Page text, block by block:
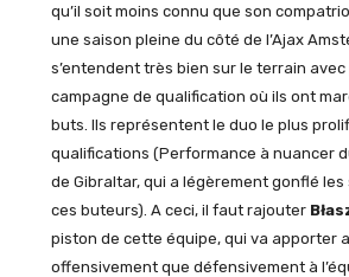
qu’il soit moins connu que son
une saison pleine du côté de l’Ajax
s’entendent très bien sur le terrain
campagne de qualification où ils ont
buts. Ils représentent le duo le plus
qualifications (Performance à nuancer
de Gibraltar, qui a légèrement gonflé
ces buteurs). A ceci, il faut rajouter
piston de cette équipe, qui va apporter
offensivement que défensivement à